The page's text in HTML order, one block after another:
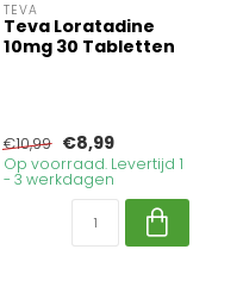
TEVA
Teva Loratadine
10mg 30 Tabletten
€10,99 €8,99
Op voorraad. Levertijd 1
- 3 werkdagen